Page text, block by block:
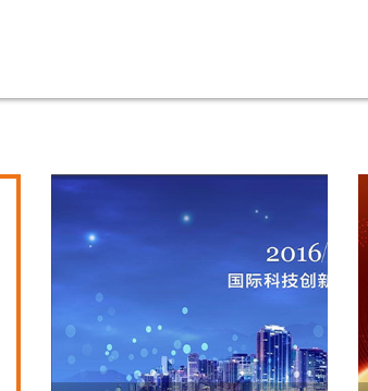
在网站建设过程中，创建预售
页面用于产品推广对于网站提
高转化率大有好处，比如可以
吸引流量、获得访客的信任、
使线下促销更容易等，这里
提...